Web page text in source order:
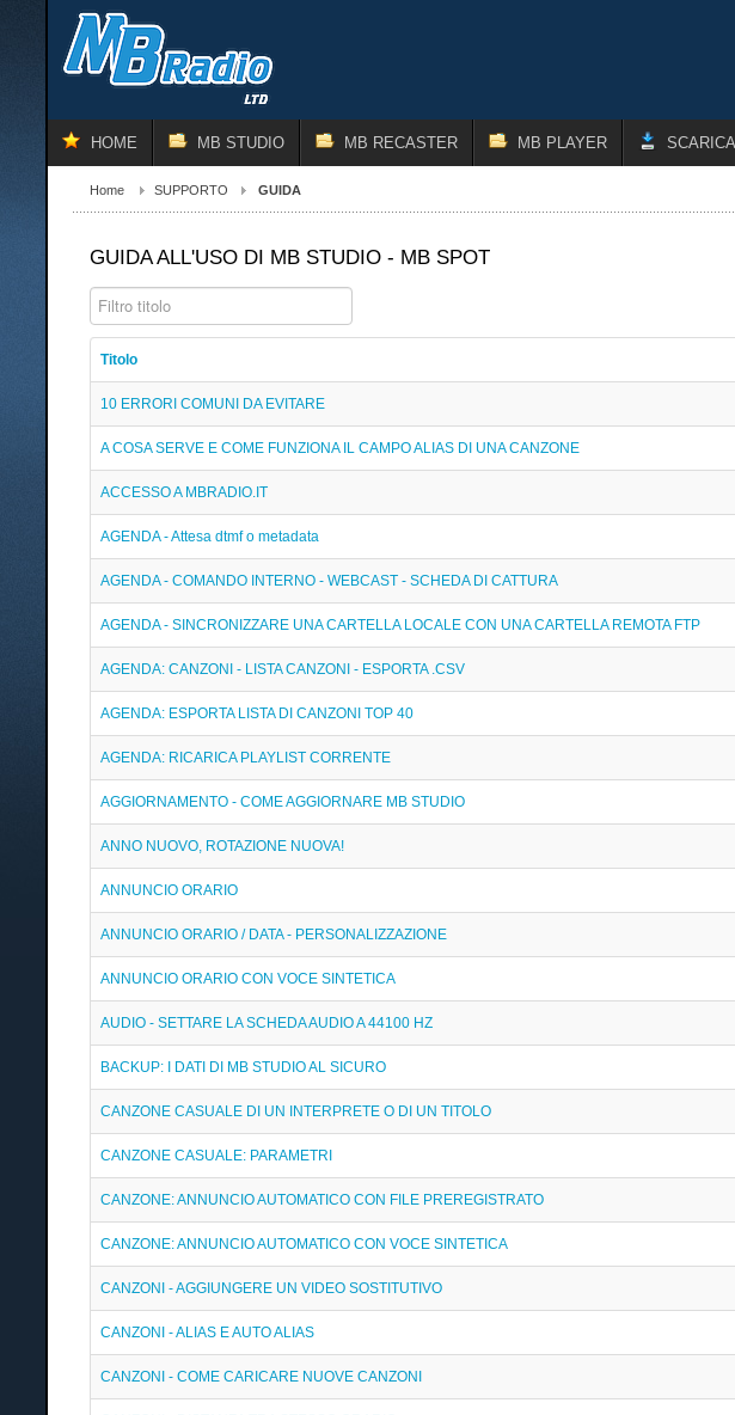
HOME MB STUDIO MB RECASTER MB PLAYER SCARICA
Home SUPPORTO GUIDA
GUIDA ALL'USO DI MB STUDIO - MB SPOT
Filtro titolo
Titolo
10 ERRORI COMUNI DA EVITARE
A COSA SERVE E COME FUNZIONA IL CAMPO ALIAS DI UNA CANZONE
ACCESSO A MBRADIO.IT
AGENDA - Attesa dtmf o metadata
AGENDA - COMANDO INTERNO - WEBCAST - SCHEDA DI CATTURA
AGENDA - SINCRONIZZARE UNA CARTELLA LOCALE CON UNA CARTELLA REMOTA FTP
AGENDA: CANZONI - LISTA CANZONI - ESPORTA .CSV
AGENDA: ESPORTA LISTA DI CANZONI TOP 40
AGENDA: RICARICA PLAYLIST CORRENTE
AGGIORNAMENTO - COME AGGIORNARE MB STUDIO
ANNO NUOVO, ROTAZIONE NUOVA!
ANNUNCIO ORARIO
ANNUNCIO ORARIO / DATA - PERSONALIZZAZIONE
ANNUNCIO ORARIO CON VOCE SINTETICA
AUDIO - SETTARE LA SCHEDA AUDIO A 44100 HZ
BACKUP: I DATI DI MB STUDIO AL SICURO
CANZONE CASUALE DI UN INTERPRETE O DI UN TITOLO
CANZONE CASUALE: PARAMETRI
CANZONE: ANNUNCIO AUTOMATICO CON FILE PREREGISTRATO
CANZONE: ANNUNCIO AUTOMATICO CON VOCE SINTETICA
CANZONI - AGGIUNGERE UN VIDEO SOSTITUTIVO
CANZONI - ALIAS E AUTO ALIAS
CANZONI - COME CARICARE NUOVE CANZONI